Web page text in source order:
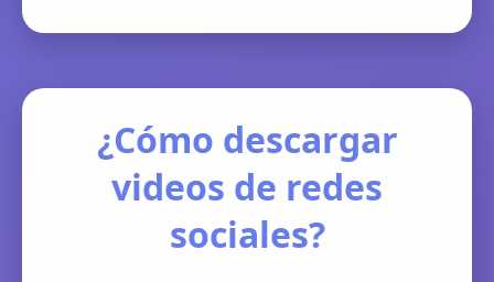
¿Cómo descargar
videos de redes
sociales?